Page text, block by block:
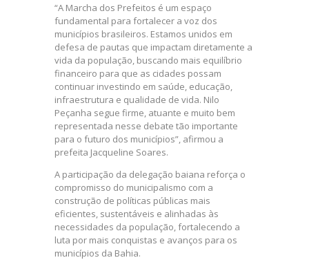
“A Marcha dos Prefeitos é um espaço
fundamental para fortalecer a voz dos
municípios brasileiros. Estamos unidos em
defesa de pautas que impactam diretamente a
vida da população, buscando mais equilíbrio
financeiro para que as cidades possam
continuar investindo em saúde, educação,
infraestrutura e qualidade de vida. Nilo
Peçanha segue firme, atuante e muito bem
representada nesse debate tão importante
para o futuro dos municípios”, afirmou a
prefeita Jacqueline Soares.
A participação da delegação baiana reforça o
compromisso do municipalismo com a
construção de políticas públicas mais
eficientes, sustentáveis e alinhadas às
necessidades da população, fortalecendo a
luta por mais conquistas e avanços para os
municípios da Bahia.